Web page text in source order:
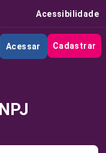
Acessibilidade
Acessar Cadastrar